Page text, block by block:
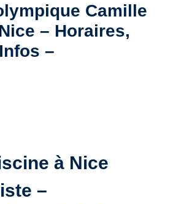
Camille
– Horaires,
–
à Nice
–